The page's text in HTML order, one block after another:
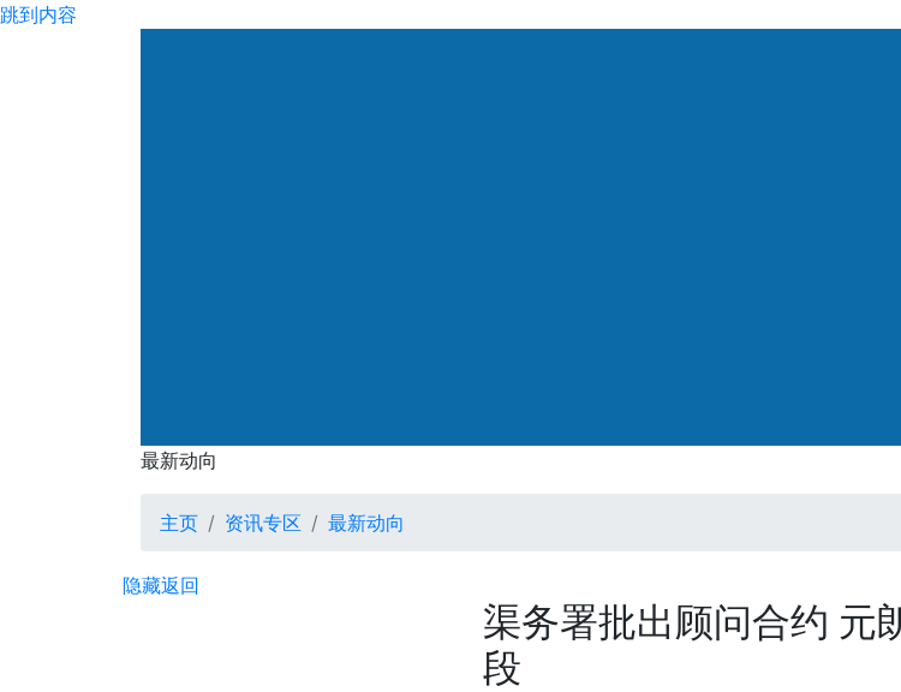
跳到内容
最新动向
最新动向
主页 资讯专区 最新动向
隐藏返回
渠务署批出顾问合约 元
段